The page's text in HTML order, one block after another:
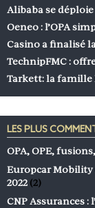
Alibaba se
Oeneo : l’OPA
Casino a finalisé
TechnipFMC :
Tarkett: la famille
LES PLUS
OPA, OPE,
Europcar Mobility
2022 (2)
CNP Assurances :